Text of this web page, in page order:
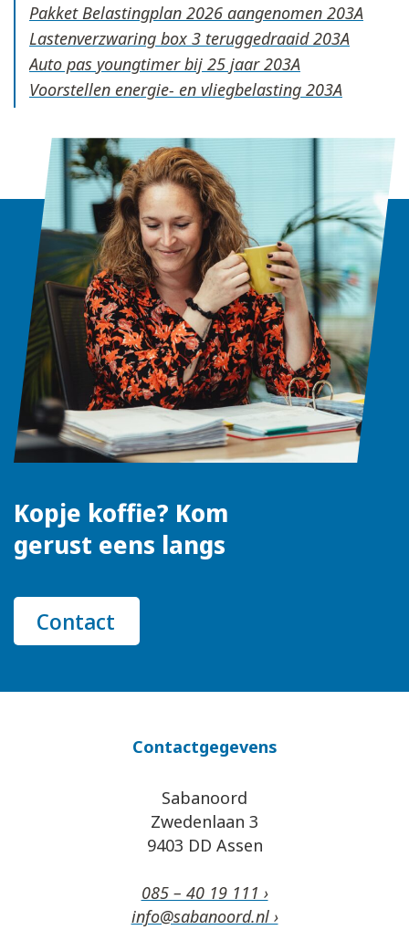
Pakket Belastingplan 2026 aangenomen
Lastenverzwaring box 3 teruggedraaid
Auto pas youngtimer bij 25 jaar
Voorstellen energie- en vliegbelasting
Kopje koffie? Kom
gerust eens langs
Contact
Contactgegevens
Sabanoord
Zwedenlaan 3
9403 DD Assen
085 – 40 19 111 ›
info@sabanoord.nl ›